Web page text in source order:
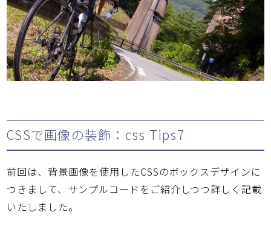
CSSで画像の装飾：css Tips7
前回は、背景画像を使用したCSSのボックスデザインに
つきまして、サンプルコードをご紹介しつつ詳しく記載
いたしました。